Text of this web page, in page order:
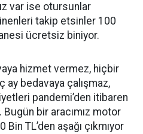
var ise otursunlar
takip etsinler 100
ücretsiz biniyor.
hizmet vermez, hiçbir
ay bedavaya çalışmaz,
pandemi’den itibaren
bir aracımız motor
TL’den aşağı çıkmıyor